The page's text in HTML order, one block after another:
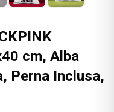
cm, Alba
Perna Inclusa,